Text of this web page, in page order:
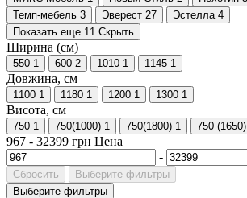
Темп-мебель 3 Эверест 27 Эстелла 4
Показать еще 11 Скрыть
Ширина (см)
550 1 600 2 1010 1 1145 1
Довжина, см
1100 1 1180 1 1200 1 1300 1
Висота, см
750 1 750(1000) 1 750(1800) 1 750 (1650)
967 - 32399 грн Цена
-
Сбросить
Выберите фильтры
Выберите фильтры